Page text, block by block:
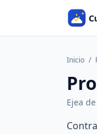
Inicio /
Ejea